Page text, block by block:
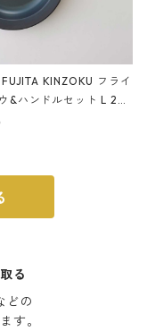
KINZOKU フライ
&ハンドルセット L 24c
IH対応 鉄フライパン
る
どの
す。